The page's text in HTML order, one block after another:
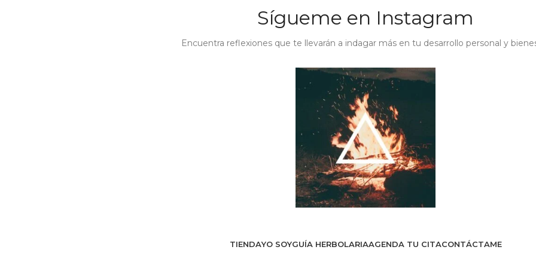
Sígueme en Instagram
Encuentra reflexiones que te llevarán a indagar más en tu desarrollo personal y
TIENDAYO SOYGUÍA HERBOLARIAAGENDA TU CITACONTÁCTAME